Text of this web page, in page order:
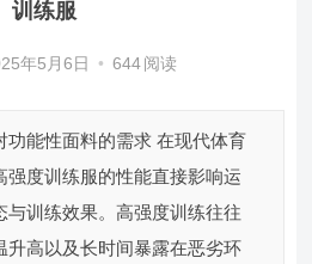
训练服
年5月6日 • 644 阅读
功能性面料的需求 在现代体育
强度训练服的性能直接影响运
与训练效果。高强度训练往往
升高以及长时间暴露在恶劣环